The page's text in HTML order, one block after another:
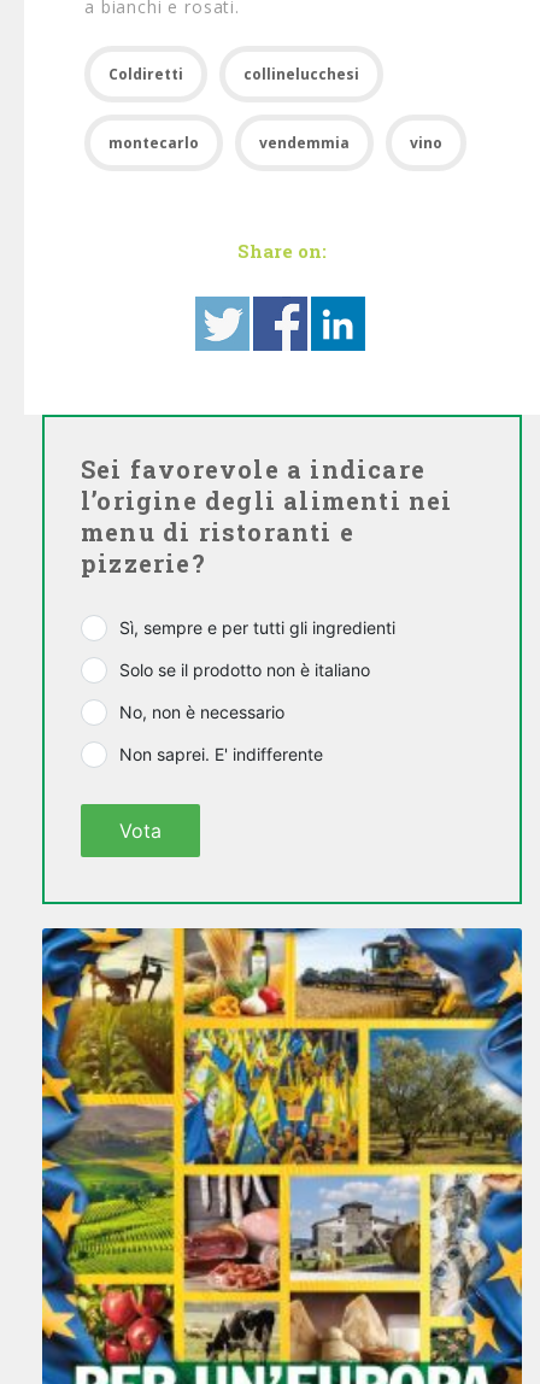
a bianchi e rosati.
Coldiretti collinelucchesi
montecarlo vendemmia vino
Share on:
Sei favorevole a indicare
l’origine degli alimenti nei
menu di ristoranti e
pizzerie?
Sì, sempre e per tutti gli ingredienti
Solo se il prodotto non è italiano
No, non è necessario
Non saprei. E' indifferente
Vota